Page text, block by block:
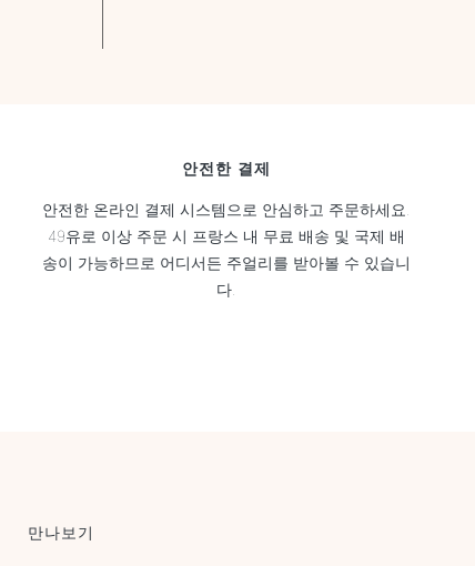
안전한 결제
안전한 온라인 결제 시스템으로 안심하고 주문하세요.
49유로 이상 주문 시 프랑스 내 무료 배송 및 국제 배
송이 가능하므로 어디서든 주얼리를 받아볼 수 있습니
다.
만나보기